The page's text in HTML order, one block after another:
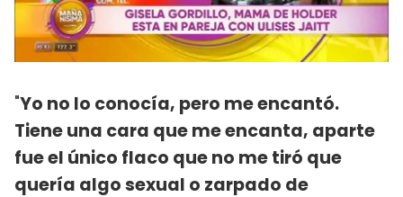
"Yo no lo conocía, pero me encantó.
Tiene una cara que me encanta, aparte
fue el único flaco que no me tiró que
quería algo sexual o zarpado de